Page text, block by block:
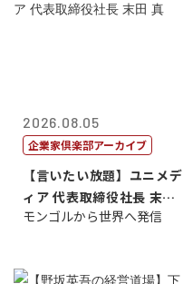
2026.08.05
企業家倶楽部アーカイブ
【言いたい放題】ユニメデ
ィア 代表取締役社長 末田
真
モンゴルから世界へ発信